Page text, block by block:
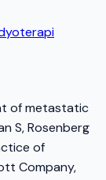
of metastatic
S, Rosenberg
of
Company,